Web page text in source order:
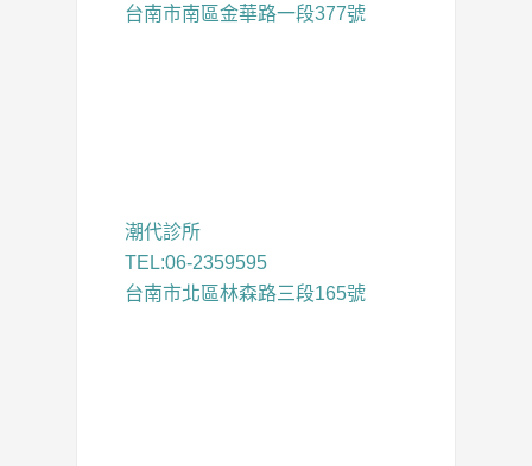
台南市南區金華路一段377號
潮代診所
TEL:06-2359595
台南市北區林森路三段165號